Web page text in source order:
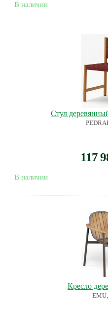
В наличии
Стул
117
В наличии
Кресло